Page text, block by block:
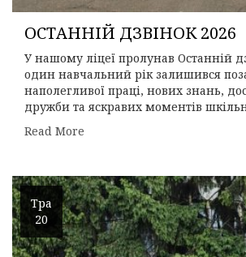
ОСТАННІЙ ДЗВІНОК 2026
У нашому ліцеї пролунав Останній
один навчальний рік залишився
наполегливої праці, нових знань,
дружби та яскравих моментів
Read More
Тра
20